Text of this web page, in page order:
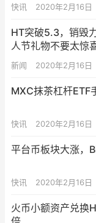
快讯 2020年2月16日
HT突破5.3，销毁
人节礼物不要太惊
新闻 2020年2月16日
MXC抹茶杠杆ETF
快讯 2020年2月16日
平台币板块大涨，
快讯 2020年2月16日
火币小额资产兑换